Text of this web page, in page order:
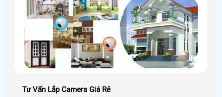
Tư Vấn Lắp Camera Giá Rẻ